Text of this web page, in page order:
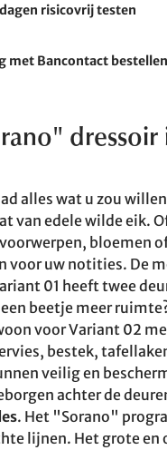
risicovrij testen
met Bancontact bestellen
dressoir
alles wat u zou
van edele wilde eik.
bloemen
voor uw notities. De
01 heeft twee
een beetje meer
voor Variant 02
bestek,
veilig en
achter de
. Het "Sorano"
lijnen. Het grote en